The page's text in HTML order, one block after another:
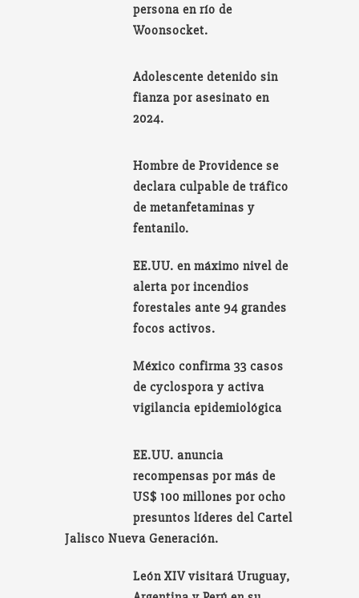
persona en río de
Woonsocket.
Adolescente detenido sin
fianza por asesinato en
2024.
Hombre de Providence se
declara culpable de tráfico
de metanfetaminas y
fentanilo.
EE.UU. en máximo nivel de
alerta por incendios
forestales ante 94 grandes
focos activos.
México confirma 33 casos
de cyclospora y activa
vigilancia epidemiológica
EE.UU. anuncia
recompensas por más de
US$ 100 millones por ocho
presuntos líderes del Cartel
Jalisco Nueva Generación.
León XIV visitará Uruguay,